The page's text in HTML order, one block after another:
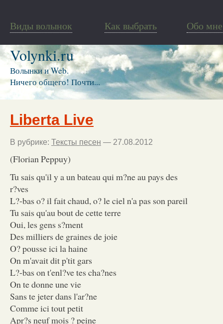
Виды волынок Как выбрать Обо мне
Volynki.ru
Волынки и Web.
Ничего общего! Почти...
Liberta Live
В рубрике: Тексты песен — 27.08.2012
(Florian Peppuy)
Tu sais qu'il y a un bateau qui m?ne au pays des
r?ves
L?-bas o? il fait chaud, o? le ciel n'a pas son pareil
Tu sais qu'au bout de cette terre
Oui, les gens s?ment
Des milliers de graines de joie
O? pousse ici la haine
On m'avait dit p'tit gars
L?-bas on t'enl?ve tes cha?nes
On te donne une vie
Sans te jeter dans l'ar?ne
Comme ici tout petit
Apr?s neuf mois ? peine